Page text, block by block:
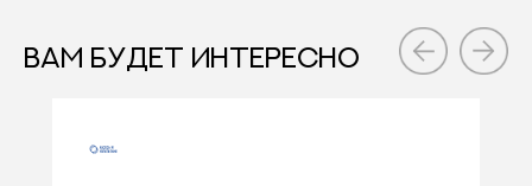
ВАМ БУДЕТ ИНТЕРЕСНО